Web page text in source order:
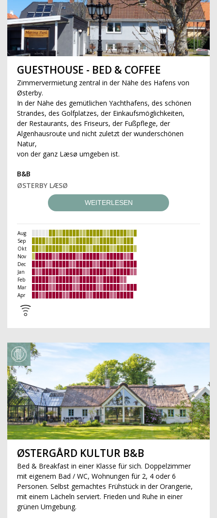
GUESTHOUSE - BED & COFFEE
Zimmervermietung zentral in der Nähe des Hafens von
Østerby.
In der Nähe des gemütlichen Yachthafens, des schönen
Strandes, des Golfplatzes, der Einkaufsmöglichkeiten,
der Restaurants, des Friseurs, der Fußpflege, der
Algenhausroute und nicht zuletzt der wunderschönen
Natur,
von der ganz Læsø umgeben ist.
B&B
ØSTERBY LÆSØ
WEITERLESEN
Aug
Sep
Okt
Nov
Dec
Jan
Feb
Mar
Apr
ØSTERGÅRD KULTUR B&B
Bed & Breakfast in einer Klasse für sich. Doppelzimmer
mit eigenem Bad / WC, Wohnungen für 2, 4 oder 6
Personen. Selbst gemachtes Frühstück in der Orangerie,
mit einem Lächeln serviert. Frieden und Ruhe in einer
grünen Umgebung.